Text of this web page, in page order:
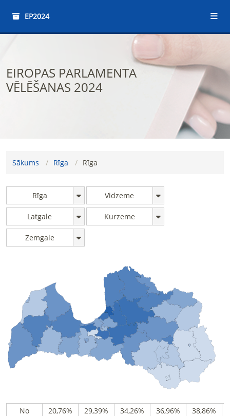
EP2024
EIROPAS PARLAMENTA
VĒLĒŠANAS 2024
Sākums Rīga Rīga
Rīga Vidzeme
Latgale Kurzeme
Zemgale
No 20,76% 29,39% 34,26% 36,96% 38,86%